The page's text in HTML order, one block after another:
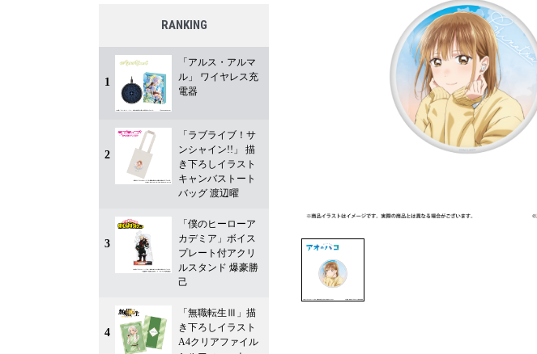
RANKING
1
「アルス・アルマ
ル」 ワイヤレス充
電器
2
「ラブライブ！サ
ンシャイン!!」 描
き下ろしイラスト
キャンバストート
バッグ 渡辺曜
3
「僕のヒーローア
カデミア」ボイス
プレート付アクリ
ルスタンド 爆豪勝
己
4
「無職転生Ⅲ」描
き下ろしイラスト
A4クリアファイル